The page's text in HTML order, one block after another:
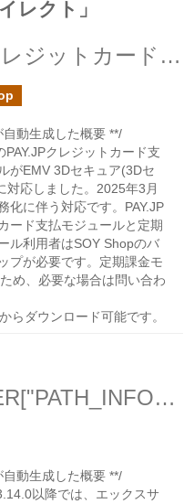
レクト」
SOY ShopのPAY.JPクレジットカード支払モジュールでEMV3Dセキュアに対応しました
自動生成した概要 **/
PAY.JPクレジットカード支
がEMV 3Dセキュア(3Dセ
対応しました。2025年3月
化に伴う対応です。PAY.JP
ード支払モジュールと定期
ル利用者はSOY Shopのバ
プが必要です。定期課金モ
め、必要な場合は問い合わ
らダウンロード可能です。
SOY CMSで$_SERVER["PATH_INFO"]の補完を追加しました
自動生成した概要 **/
以降では、エックスサ